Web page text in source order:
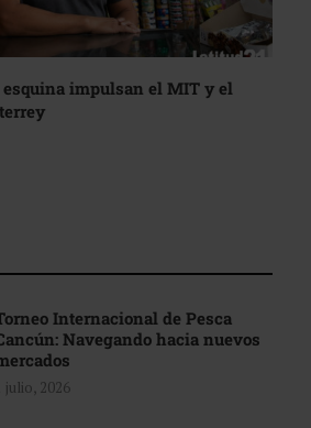
impulsan el MIT y el
Internacional de Pesca
Navegando hacia nuevos
julio, 2026